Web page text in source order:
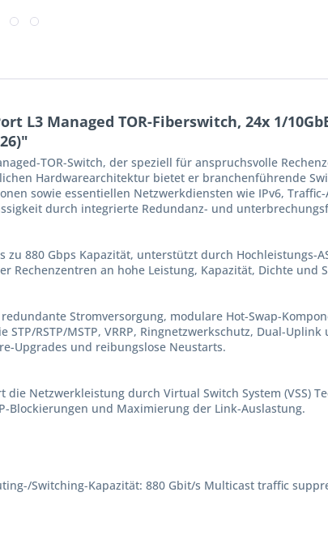
Managed TOR-Fiberswitch, 24x 1/10GbE
TOR-Switch, der speziell für anspruchsvolle
Hardwarearchitektur bietet er branchenführende
sowie essentiellen Netzwerkdiensten wie IPv6,
durch integrierte Redundanz- und
880 Gbps Kapazität, unterstützt durch Hochleistungs-
Rechenzentren an hohe Leistung, Kapazität, Dichte und
Stromversorgung, modulare Hot-Swap-
RSTP/MSTP, VRRP, Ringnetzwerkschutz, Dual-Uplink
Upgrades und reibungslose Neustarts.
Netzwerkleistung durch Virtual Switch System (VSS)
Blockierungen und Maximierung der Link-Auslastung.
Switching-Kapazität: 880 Gbit/s Multicast traffic